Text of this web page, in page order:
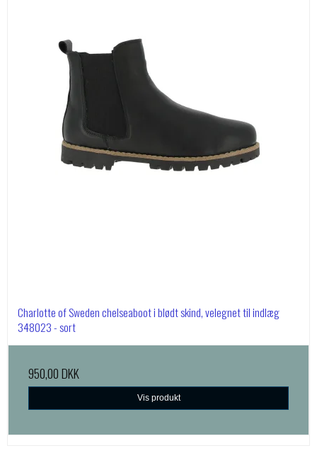
Charlotte of Sweden chelseaboot i blødt skind, velegnet til indlæg
348023 - sort
950,00 DKK
Vis produkt